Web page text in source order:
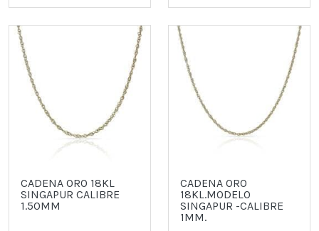
CADENA ORO 18KL
SINGAPUR CALIBRE
1.50MM
CADENA ORO
18KL.MODELO
SINGAPUR -CALIBRE
1MM.